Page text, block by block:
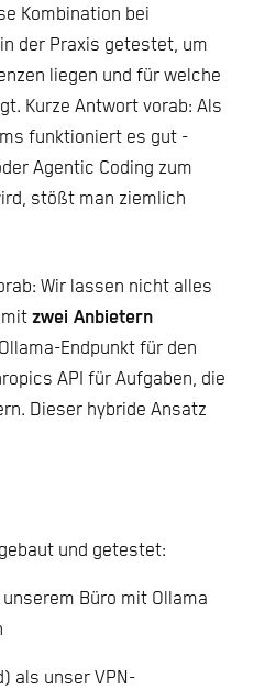
Kombination bei
der Praxis getestet, um
liegen und für welche
Kurze Antwort vorab: Als
funktioniert es gut -
Agentic Coding zum
stößt man ziemlich
Wir lassen nicht alles
zwei Anbietern
Endpunkt für den
API für Aufgaben, die
Dieser hybride Ansatz
und getestet:
unserem Büro mit Ollama
als unser VPN-